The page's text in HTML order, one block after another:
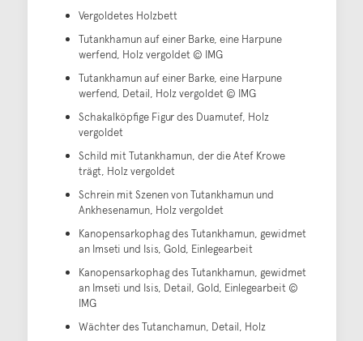
Vergoldetes Holzbett
Tutankhamun auf einer Barke, eine Harpune
werfend, Holz vergoldet © IMG
Tutankhamun auf einer Barke, eine Harpune
werfend, Detail, Holz vergoldet © IMG
Schakalköpfige Figur des Duamutef, Holz
vergoldet
Schild mit Tutankhamun, der die Atef Krowe
trägt, Holz vergoldet
Schrein mit Szenen von Tutankhamun und
Ankhesenamun, Holz vergoldet
Kanopensarkophag des Tutankhamun, gewidmet
an Imseti und Isis, Gold, Einlegearbeit
Kanopensarkophag des Tutankhamun, gewidmet
an Imseti und Isis, Detail, Gold, Einlegearbeit ©
IMG
Wächter des Tutanchamun, Detail, Holz